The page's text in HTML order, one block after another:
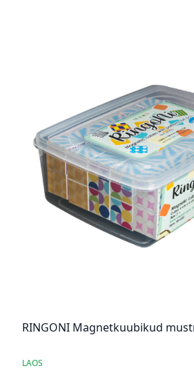
RINGONI Magnetkuubikud
LAOS